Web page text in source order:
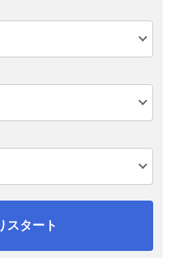
スタート